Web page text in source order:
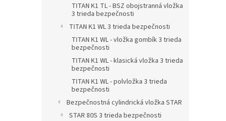
TITAN K1 TL - BSZ obojstranná vložka
3 trieda bezpečnosti
TITAN K1 WL 3 trieda bezpečnosti
TITAN K1 WL - vložka gombík 3 trieda
bezpečnosti
TITAN K1 WL - klasická vložka 3 trieda
bezpečnosti
TITAN K1 WL - polvložka 3 trieda
bezpečnosti
Bezpečnostná cylindrická vložka STAR
STAR 80S 3 trieda bezpečnosti